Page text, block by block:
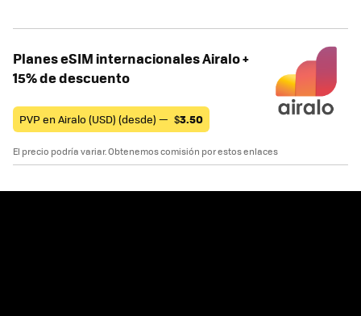
Planes eSIM internacionales Airalo +
15% de descuento
PVP en Airalo (USD) (desde) — $3.50
El precio podría variar. Obtenemos comisión por estos enlaces